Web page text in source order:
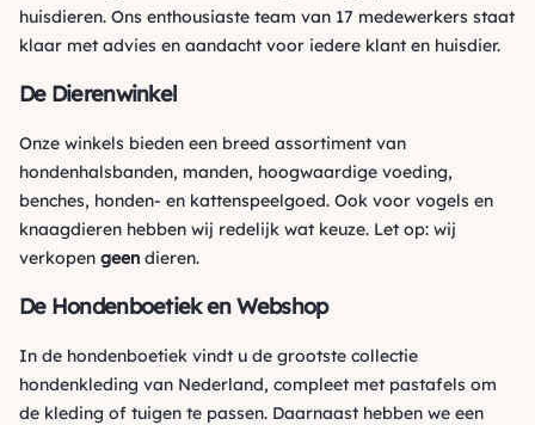
huisdieren. Ons enthousiaste team van 17 medewerkers staat
klaar met advies en aandacht voor iedere klant en huisdier.
De Dierenwinkel
Onze winkels bieden een breed assortiment van
hondenhalsbanden, manden, hoogwaardige voeding,
benches, honden- en kattenspeelgoed. Ook voor vogels en
knaagdieren hebben wij redelijk wat keuze. Let op: wij
verkopen geen dieren.
De Hondenboetiek en Webshop
In de hondenboetiek vindt u de grootste collectie
hondenkleding van Nederland, compleet met pastafels om
de kleding of tuigen te passen. Daarnaast hebben we een